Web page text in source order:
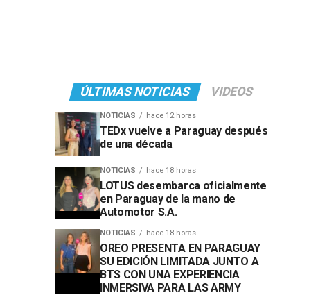
ÚLTIMAS NOTICIAS VIDEOS
NOTICIAS hace 12 horas
TEDx vuelve a Paraguay después
de una década
NOTICIAS hace 18 horas
LOTUS desembarca oficialmente
en Paraguay de la mano de
Automotor S.A.
NOTICIAS hace 18 horas
OREO PRESENTA EN PARAGUAY
SU EDICIÓN LIMITADA JUNTO A
BTS CON UNA EXPERIENCIA
INMERSIVA PARA LAS ARMY